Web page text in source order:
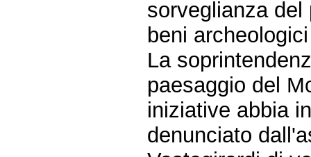
sorveglianza del
beni
La
paesaggio del
iniziative abbia
denunciato